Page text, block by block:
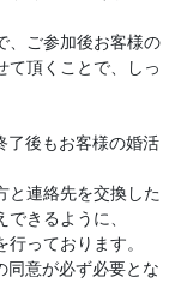
、ご参加後お客様の
て頂くことで、しっ
了後もお客様の婚活
連絡先を交換した
きるように、
っております。
同意が必ず必要とな